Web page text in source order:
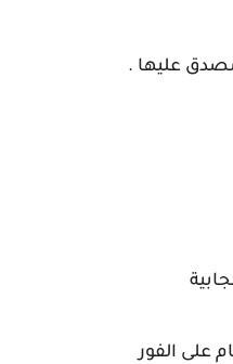
عليها .
على الفور